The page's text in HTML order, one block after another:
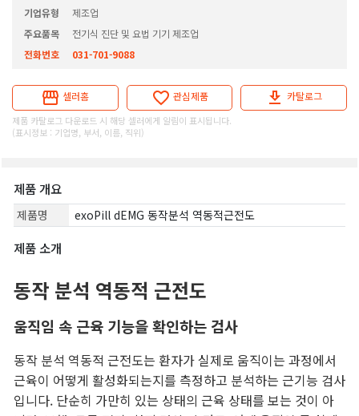
기업유형
제조업
주요품목
전기식 진단 및 요법 기기 제조업
전화번호
031-701-9088
셀러홈 관심제품 카탈로그
제품 카탈로그 다운로드 시 해당 셀러에게 알림이 표시됩니다.
(표시정보 : 기업명, 부서, 이름, 직위)
제품 개요
제품명 exoPill dEMG 동작분석 역동적근전도
제품 소개